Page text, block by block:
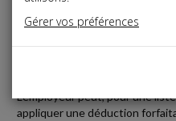
Social, Paye
SORTIE
L'employeur peut, pour une
appliquer une déduction
Gérer vos préférences